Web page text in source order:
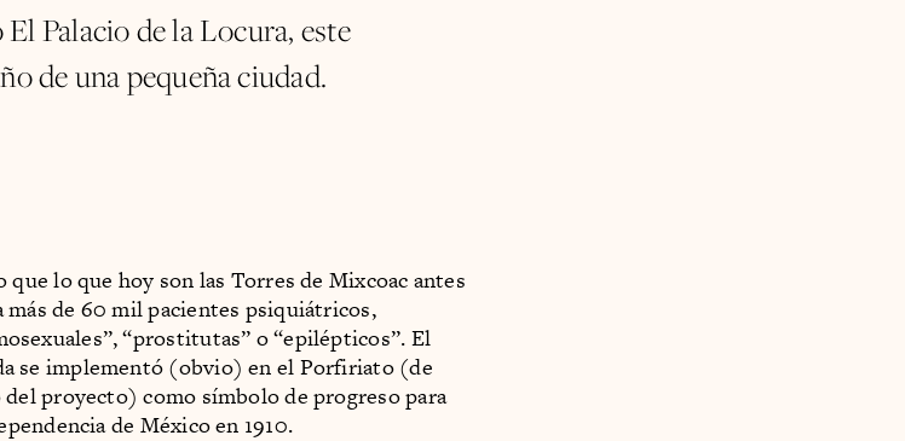
Palacio de la Locura, este
de una pequeña ciudad.
que lo que hoy son las Torres de Mixcoac antes
más de 60 mil pacientes psiquiátricos,
“prostitutas” o “epilépticos”. El
se implementó (obvio) en el Porfiriato (de
proyecto) como símbolo de progreso para
de México en 1910.